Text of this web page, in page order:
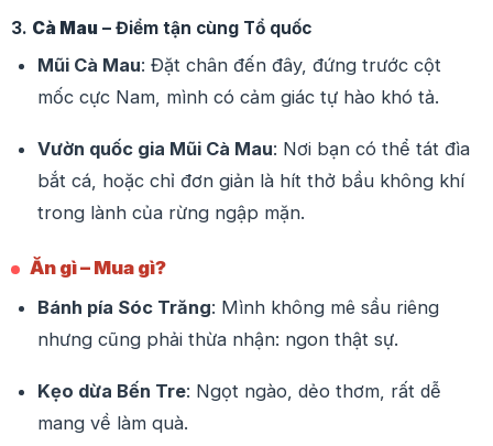
3. Cà Mau – Điểm tận cùng Tổ quốc
Mũi Cà Mau: Đặt chân đến đây, đứng trước cột
mốc cực Nam, mình có cảm giác tự hào khó tả.
Vườn quốc gia Mũi Cà Mau: Nơi bạn có thể tát đìa
bắt cá, hoặc chỉ đơn giản là hít thở bầu không khí
trong lành của rừng ngập mặn.
Ăn gì – Mua gì?
Bánh pía Sóc Trăng: Mình không mê sầu riêng
nhưng cũng phải thừa nhận: ngon thật sự.
Kẹo dừa Bến Tre: Ngọt ngào, dẻo thơm, rất dễ
mang về làm quà.